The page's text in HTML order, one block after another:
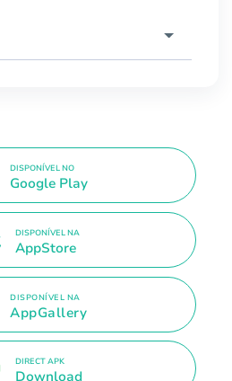
DISPONÍVEL NO
Google Play
DISPONÍVEL NA
AppStore
DISPONÍVEL NA
AppGallery
DIRECT APK
Download